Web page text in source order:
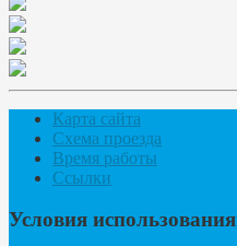
Карта сайта
Схема проезда
Время работы
Ссылки
Условия использования